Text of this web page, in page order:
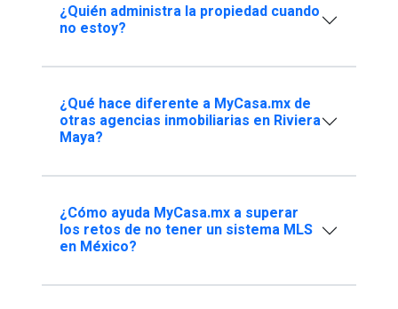
¿Quién administra la propiedad cuando
no estoy?
¿Qué hace diferente a MyCasa.mx de
otras agencias inmobiliarias en Riviera
Maya?
¿Cómo ayuda MyCasa.mx a superar
los retos de no tener un sistema MLS
en México?